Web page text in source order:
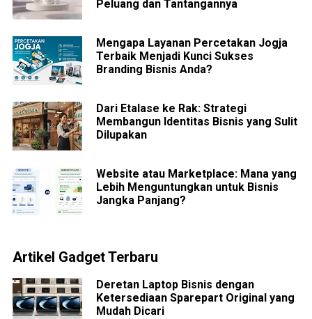
Peluang dan Tantangannya
Mengapa Layanan Percetakan Jogja
Terbaik Menjadi Kunci Sukses
Branding Bisnis Anda?
Dari Etalase ke Rak: Strategi
Membangun Identitas Bisnis yang Sulit
Dilupakan
Website atau Marketplace: Mana yang
Lebih Menguntungkan untuk Bisnis
Jangka Panjang?
Artikel Gadget Terbaru
Deretan Laptop Bisnis dengan
Ketersediaan Sparepart Original yang
Mudah Dicari